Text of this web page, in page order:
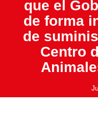
que el
de forma
de
Centro